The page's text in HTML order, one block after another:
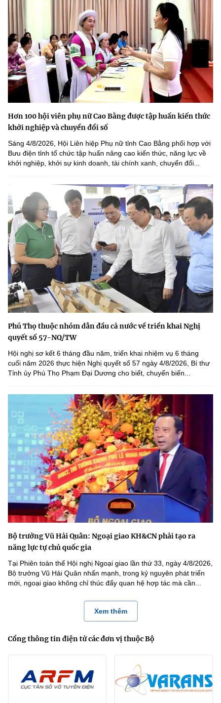
Hơn 100 hội viên phụ nữ Cao Bằng được tập huấn kiến thức
khởi nghiệp và chuyển đổi số
Sáng 4/8/2026, Hội Liên hiệp Phụ nữ tỉnh Cao Bằng phối hợp với
Bưu điện tỉnh tổ chức tập huấn nâng cao kiến thức, năng lực về
khởi nghiệp, khởi sự kinh doanh, tài chính xanh, chuyển đổi...
Phú Thọ thuộc nhóm dẫn đầu cả nước về triển khai Nghị
quyết số 57-NQ/TW
Hội nghị sơ kết 6 tháng đầu năm, triển khai nhiệm vụ 6 tháng
cuối năm 2026 thực hiện Nghị quyết số 57 ngày 4/8/2026, Bí thư
Tỉnh ủy Phú Thọ Phạm Đại Dương cho biết, chuyển biến...
Bộ trưởng Vũ Hải Quân: Ngoại giao KH&CN phải tạo ra
năng lực tự chủ quốc gia
Tại Phiên toàn thể Hội nghị Ngoại giao lần thứ 33, ngày 4/8/2026,
Bộ trưởng Vũ Hải Quân nhấn mạnh, trong kỷ nguyên phát triển
mới, ngoại giao không chỉ thúc đẩy quan hệ hợp tác mà cần...
Xem thêm
Cổng thông tin điện tử các đơn vị thuộc Bộ